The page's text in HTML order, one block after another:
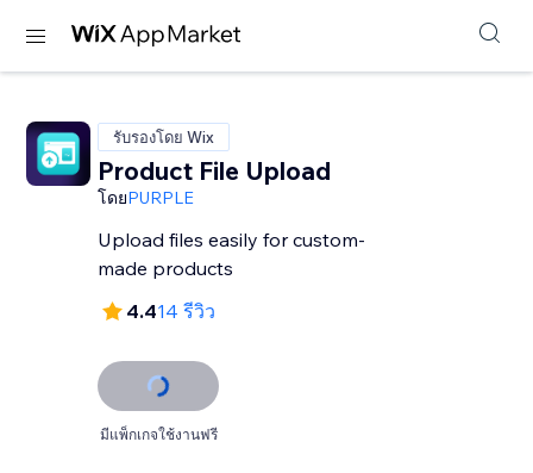
รับรองโดย Wix
Product File Upload
โดยPURPLE
Upload files easily for custom-
made products
4.414 รีวิว
มีแพ็กเกจใช้งานฟรี